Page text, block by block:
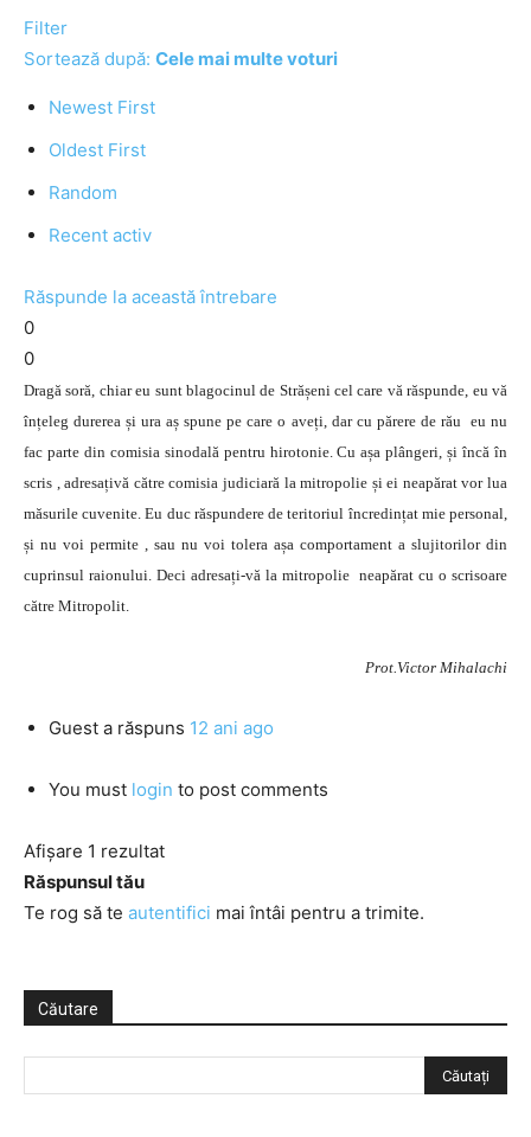
Filter
Sortează după: Cele mai multe voturi
Newest First
Oldest First
Random
Recent activ
Răspunde la această întrebare
0
0
Dragă soră, chiar eu sunt blagocinul de Strășeni cel care vă răspunde, eu vă
înțeleg durerea și ura aș spune pe care o aveți, dar cu părere de rău eu nu
fac parte din comisia sinodală pentru hirotonie. Cu așa plângeri, și încă în
scris , adresațivă către comisia judiciară la mitropolie și ei neapărat vor lua
măsurile cuvenite. Eu duc răspundere de teritoriul încredințat mie personal,
și nu voi permite , sau nu voi tolera așa comportament a slujitorilor din
cuprinsul raionului. Deci adresați-vă la mitropolie neapărat cu o scrisoare
către Mitropolit.
Prot.Victor Mihalachi
Guest a răspuns 12 ani ago
You must login to post comments
Afișare 1 rezultat
Răspunsul tău
Te rog să te autentifici mai întâi pentru a trimite.
Căutare